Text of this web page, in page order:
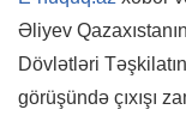
Əliyev
Dövlətləri
görüşündə çıxışı